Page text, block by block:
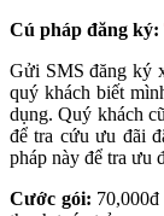
Cú pháp đăng ký:
Gửi SMS đăng ký
quý khách biết
dụng. Quý khách
để tra cứu ưu đãi
pháp này để tra ưu
Cước gói: